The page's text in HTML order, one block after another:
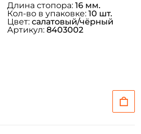
Длина стопора: 16 мм.
Кол-во в упаковке: 10 шт.
Цвет: салатовый/чёрный
Артикул: 8403002